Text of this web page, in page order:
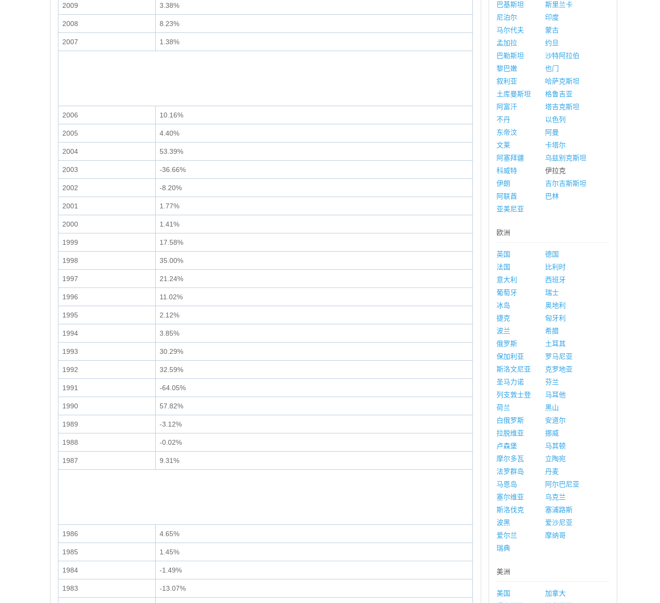
2009 3.38%
2008 8.23%
2007 1.38%
2006 10.16%
2005 4.40%
2004 53.39%
2003 -36.66%
2002 -8.20%
2001 1.77%
2000 1.41%
1999 17.58%
1998 35.00%
1997 21.24%
1996 11.02%
1995 2.12%
1994 3.85%
1993 30.29%
1992 32.59%
1991 -64.05%
1990 57.82%
1989 -3.12%
1988 -0.02%
1987 9.31%
1986 4.65%
1985 1.45%
1984 -1.49%
1983 -13.07%
巴基斯坦
斯里兰卡
尼泊尔
印度
马尔代夫
蒙古
孟加拉
约旦
巴勒斯坦
沙特阿拉伯
黎巴嫩
也门
叙利亚
哈萨克斯坦
土库曼斯坦
格鲁吉亚
阿富汗
塔吉克斯坦
不丹
以色列
东帝汶
阿曼
文莱
卡塔尔
阿塞拜疆
乌兹别克斯坦
科威特
伊拉克
伊朗
吉尔吉斯斯坦
阿联酋
巴林
亚美尼亚
欧洲
英国
德国
法国
比利时
意大利
西班牙
葡萄牙
瑞士
冰岛
奥地利
捷克
匈牙利
波兰
希腊
俄罗斯
土耳其
保加利亚
罗马尼亚
斯洛文尼亚
克罗地亚
圣马力诺
芬兰
列支敦士登
马耳他
荷兰
黑山
白俄罗斯
安道尔
拉脱维亚
挪威
卢森堡
马其顿
摩尔多瓦
立陶宛
法罗群岛
丹麦
马恩岛
阿尔巴尼亚
塞尔维亚
乌克兰
斯洛伐克
塞浦路斯
波黑
爱沙尼亚
爱尔兰
摩纳哥
瑞典
美洲
美国
加拿大